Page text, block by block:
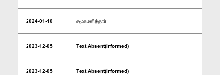
2024-01-10 சமூகமளித்தார்
2023-12-05 Text.Absent(Informed)
2023-12-05 Text.Absent(Informed)